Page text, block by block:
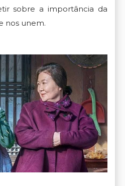
sobre a importância da
nos unem.